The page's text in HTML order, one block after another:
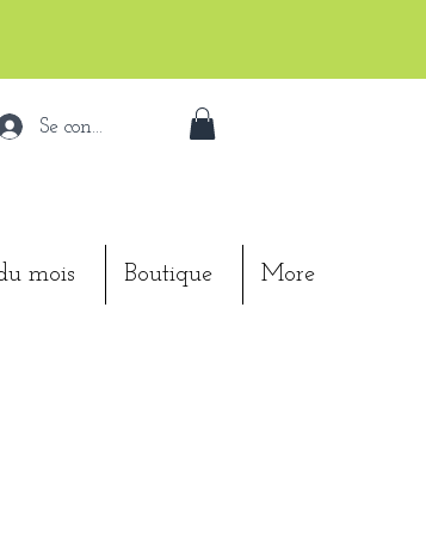
Se connecter
mois Boutique More